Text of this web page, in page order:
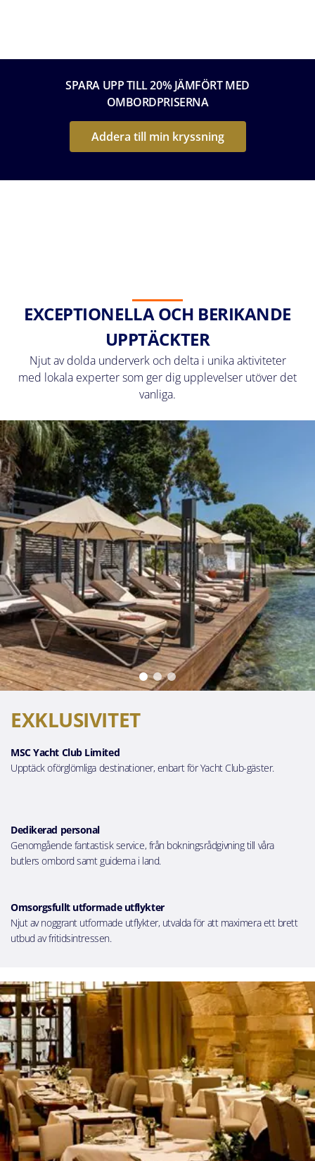
SPARA UPP TILL 20% JÄMFÖRT MED
OMBORDPRISERNA
Addera till min kryssning
EXCEPTIONELLA OCH BERIKANDE
UPPTÄCKTER
Njut av dolda underverk och delta i unika aktiviteter
med lokala experter som ger dig upplevelser utöver det
vanliga.
EXKLUSIVITET
MSC Yacht Club Limited
Upptäck oförglömliga destinationer, enbart för Yacht Club-gäster.
Dedikerad personal
Genomgående fantastisk service, från bokningsrådgivning till våra
butlers ombord samt guiderna i land.
Omsorgsfullt utformade utflykter
Njut av noggrant utformade utflykter, utvalda för att maximera ett brett
utbud av fritidsintressen.